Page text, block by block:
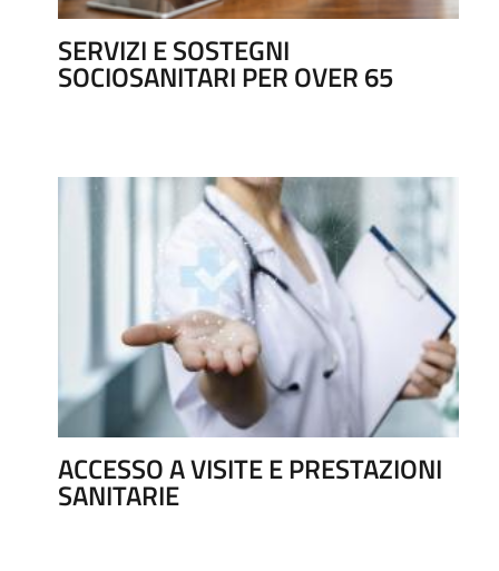
SERVIZI E SOSTEGNI
SOCIOSANITARI PER OVER 65
ACCESSO A VISITE E PRESTAZIONI
SANITARIE